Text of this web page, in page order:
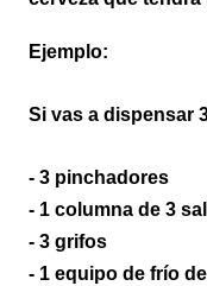
Ejemplo:
Si vas a dispensar
- 3 pinchadores
- 1 columna de 3
- 3 grifos
- 1 equipo de frío